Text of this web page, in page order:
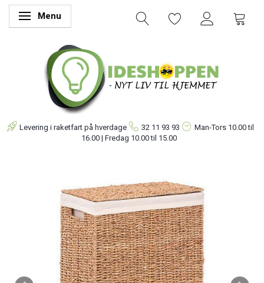
Skifte navigation
Menu
Levering i raketfart på hverdage 32 11 93 93 Man-Tors 10.00 til
16.00 | Fredag 10.00 til 15.00